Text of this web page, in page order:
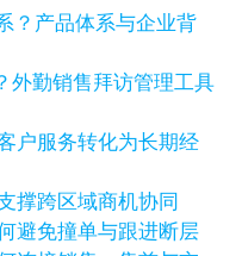
？产品体系与企业背
外勤销售拜访管理工具
户服务转化为长期经
撑跨区域商机协同
避免撞单与跟进断层